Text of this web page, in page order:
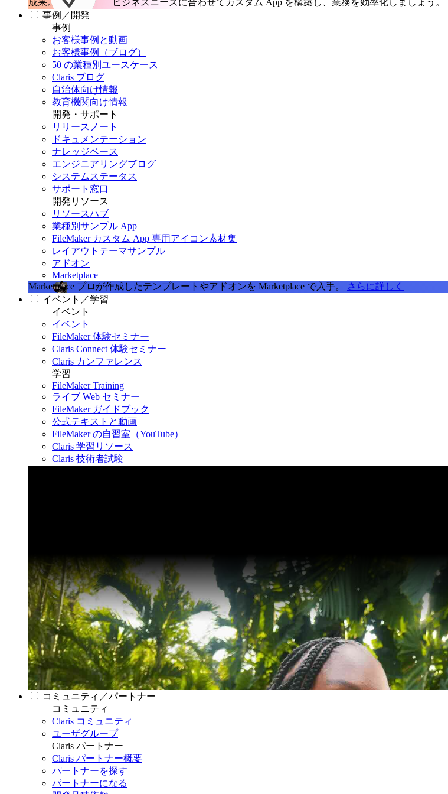
成果。 ビジネスニーズに合わせてカスタム App を構築し、業務を効率化しましょう。
事例／開発
事例
お客様事例と動画
お客様事例（ブログ）
50 の業種別ユースケース
Claris ブログ
自治体向け情報
教育機関向け情報
開発・サポート
リリースノート
ドキュメンテーション
ナレッジベース
エンジニアリングブログ
システムステータス
サポート窓口
開発リソース
リソースハブ
業種別サンプル App
FileMaker カスタム App 専用アイコン素材集
レイアウトテーマサンプル
アドオン
Marketplace
Marketplace プロが作成したテンプレートやアドオンを Marketplace で入手。
さらに詳しく
イベント／学習
イベント
イベント
FileMaker 体験セミナー
Claris Connect 体験セミナー
Claris カンファレンス
学習
FileMaker Training
ライブ Web セミナー
FileMaker ガイドブック
公式テキストと動画
FileMaker の自習室（YouTube）
Claris 学習リソース
Claris 技術者試験
コミュニティ／パートナー
コミュニティ
Claris コミュニティ
ユーザグループ
Claris パートナー
Claris パートナー概要
パートナーを探す
パートナーになる